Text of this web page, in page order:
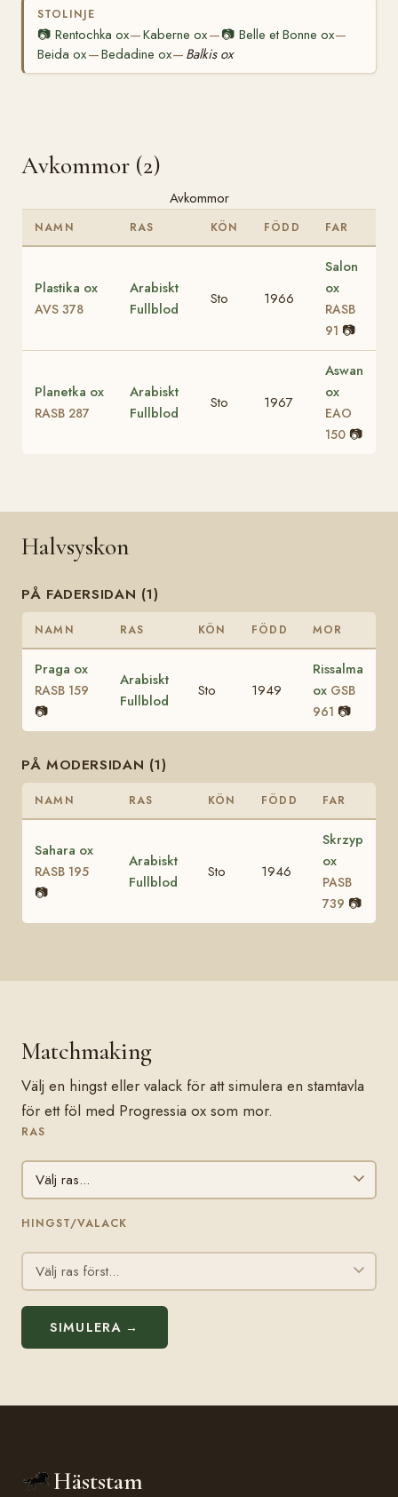
STOLINJE
📷 Rentochka ox—Kaberne ox—📷 Belle et Bonne ox—
Beida ox—Bedadine ox— Balkis ox
Avkommor (2)
Avkommor
NAMN RAS KÖN FÖDD FAR
Plastika ox
AVS 378
Arabiskt
Fullblod
Sto 1966
Salon
ox
RASB
91 📷
Planetka ox
RASB 287
Arabiskt
Fullblod
Sto 1967
Aswan
ox
EAO
150 📷
Halvsyskon
PÅ FADERSIDAN (1)
NAMN RAS KÖN FÖDD MOR
Praga ox
RASB 159
📷
Arabiskt
Fullblod
Sto 1949
Rissalma
ox GSB
961 📷
PÅ MODERSIDAN (1)
NAMN RAS KÖN FÖDD FAR
Sahara ox
RASB 195
📷
Arabiskt
Fullblod
Sto 1946
Skrzyp
ox
PASB
739 📷
Matchmaking
Välj en hingst eller valack för att simulera en stamtavla
för ett föl med Progressia ox som mor.
RAS
HINGST/VALACK
SIMULERA →
Häststam